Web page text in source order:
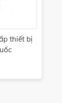
thiết bị